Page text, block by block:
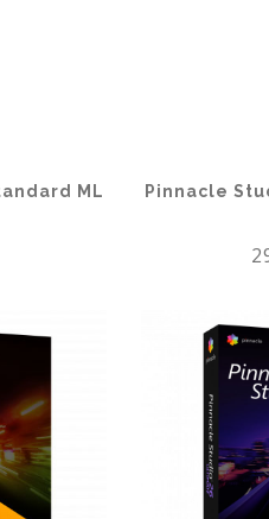
ML
Pinnacle